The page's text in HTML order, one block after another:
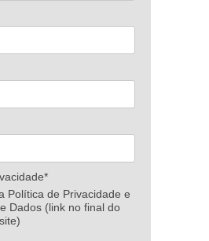
Política de Privacidade e
Dados (link no final do